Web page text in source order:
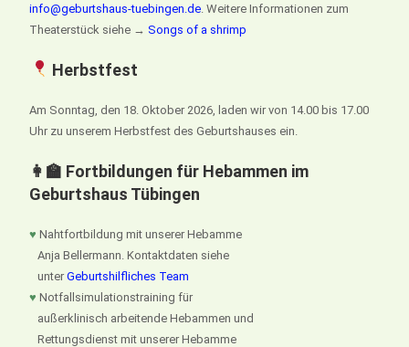
info@geburtshaus-tuebingen.de . Weitere Informationen zum
Theaterstück siehe →Songs of a shrimp
Herbstfest
Am Sonntag, den 18. Oktober 2026, laden wir von 14.00 bis 17.00
Uhr zu unserem Herbstfest des Geburtshauses ein.
👩‍🏫 Fortbildungen für Hebammen im
Geburtshaus Tübingen
♥ Nahtfortbildung mit unserer Hebamme
Anja Bellermann. Kontaktdaten siehe
unterGeburtshilfliches Team
♥ Notfallsimulationstraining für
außerklinisch arbeitende Hebammen und
Rettungsdienst mit unserer Hebamme